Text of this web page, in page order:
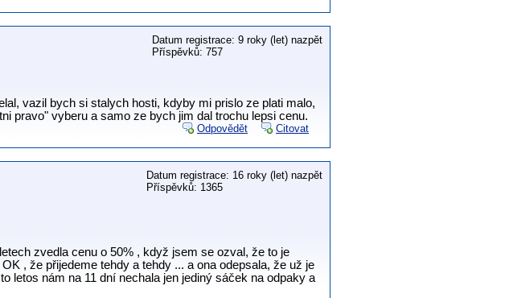
Datum registrace: 9 roky (let) nazpět
Příspěvků: 757
vazil bych si stalych hosti, kdyby mi prislo ze plati malo,
pravo" vyberu a samo ze bych jim dal trochu lepsi cenu.
Odpovědět Citovat
Datum registrace: 16 roky (let) nazpět
Příspěvků: 1365
zvedla cenu o 50% , když jsem se ozval, že to je
, že přijedeme tehdy a tehdy ... a ona odepsala, že už je
letos nám na 11 dní nechala jen jediný sáček na odpaky a